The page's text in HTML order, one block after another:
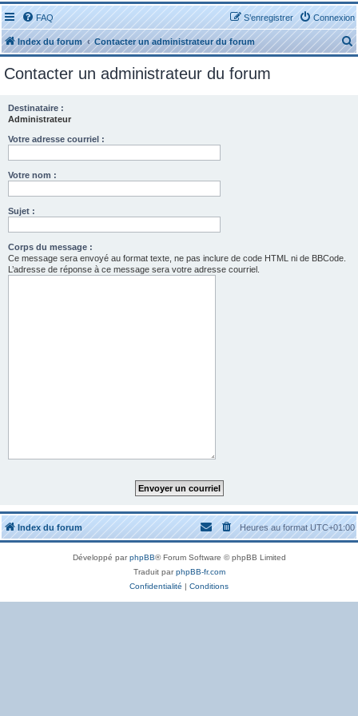
FAQ Connexion
S’enregistrer
Index du forum Contacter un administrateur du forum
e
Contacter un administrateur du forum
Destinataire :
Administrateur
Votre adresse courriel :
Votre nom :
Sujet :
Corps du message :
Ce message sera envoyé au format texte, ne pas inclure de code HTML ni de BBCode.
L’adresse de réponse à ce message sera votre adresse courriel.
Index du forum Heures au formatUTC+01:00
Développé parphpBB® Forum Software © phpBB Limited
Traduit parphpBB-fr.com
Confidentialité | Conditions